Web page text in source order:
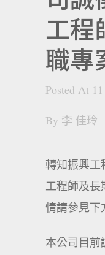
工程
職專
Posted At
By 李 佳玲
轉知振興工
工程師及長
情請參見下
本公司目前